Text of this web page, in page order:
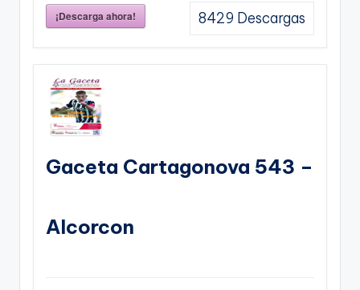
¡Descarga ahora! 8429 Descargas
Gaceta Cartagonova 543 –
Alcorcon